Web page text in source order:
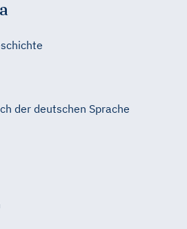
der deutschen Sprache